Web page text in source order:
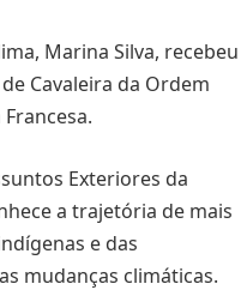
Marina Silva, recebeu
Cavaleira da Ordem
Exteriores da
a trajetória de mais
e das
mudanças climáticas.